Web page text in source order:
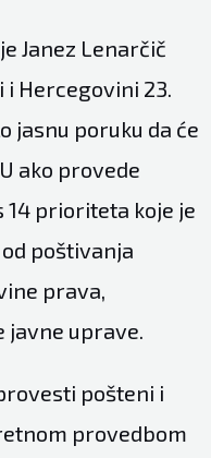
Janez Lenarčič
i Hercegovini 23.
jasnu poruku da će
ako provede
14 prioriteta koje je
poštivanja
prava,
uprave.
pošteni i
provedbom